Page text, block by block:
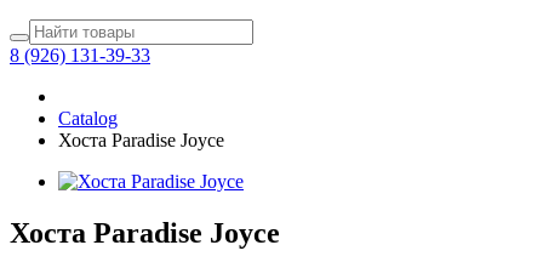
8 (926) 131-39-33
Catalog
Хоста Paradise Joyce
Хоста Paradise Joyce